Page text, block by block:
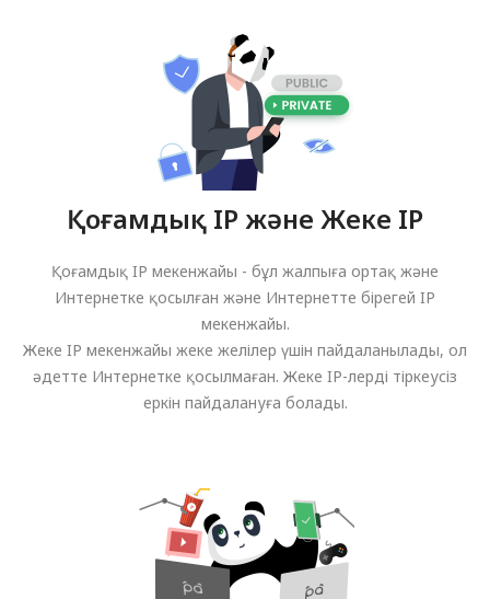
Қоғамдық IP және Жеке IP
Қоғамдық IP мекенжайы - бұл жалпыға ортақ және
Интернетке қосылған және Интернетте бірегей IP
мекенжайы.
Жеке IP мекенжайы жеке желілер үшін пайдаланылады, ол
әдетте Интернетке қосылмаған. Жеке IP-лерді тіркеусіз
еркін пайдалануға болады.